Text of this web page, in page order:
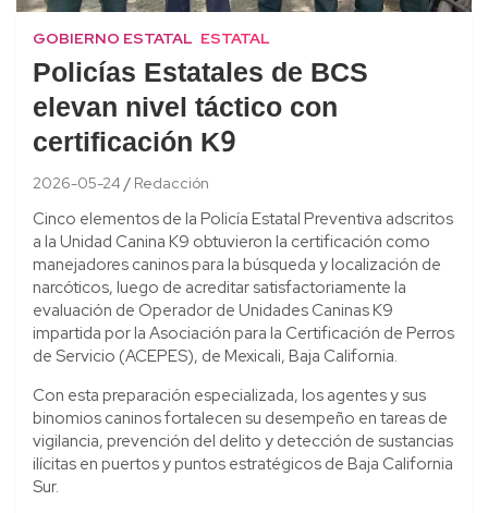
GOBIERNO ESTATAL ESTATAL
Policías Estatales de BCS
elevan nivel táctico con
certificación K9
2026-05-24 Redacción
Cinco elementos de la Policía Estatal Preventiva adscritos
a la Unidad Canina K9 obtuvieron la certificación como
manejadores caninos para la búsqueda y localización de
narcóticos, luego de acreditar satisfactoriamente la
evaluación de Operador de Unidades Caninas K9
impartida por la Asociación para la Certificación de Perros
de Servicio (ACEPES), de Mexicali, Baja California.
Con esta preparación especializada, los agentes y sus
binomios caninos fortalecen su desempeño en tareas de
vigilancia, prevención del delito y detección de sustancias
ilícitas en puertos y puntos estratégicos de Baja California
Sur.